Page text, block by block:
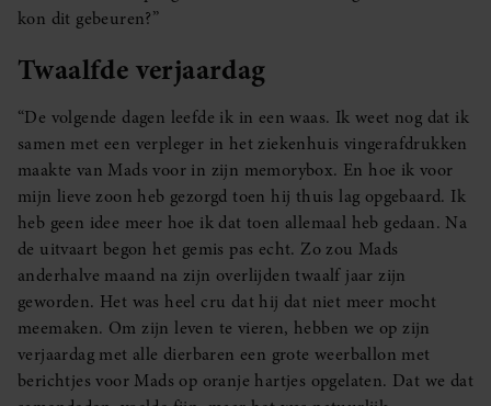
kon dit gebeuren?”
Twaalfde verjaardag
“De volgende dagen leefde ik in een waas. Ik weet nog dat ik
samen met een verpleger in het ziekenhuis vingerafdrukken
maakte van Mads voor in zijn memorybox. En hoe ik voor
mijn lieve zoon heb gezorgd toen hij thuis lag opgebaard. Ik
heb geen idee meer hoe ik dat toen allemaal heb gedaan. Na
de uitvaart begon het gemis pas echt. Zo zou Mads
anderhalve maand na zijn overlijden twaalf jaar zijn
geworden. Het was heel cru dat hij dat niet meer mocht
meemaken. Om zijn leven te vieren, hebben we op zijn
verjaardag met alle dierbaren een grote weerballon met
berichtjes voor Mads op oranje hartjes opgelaten. Dat we dat